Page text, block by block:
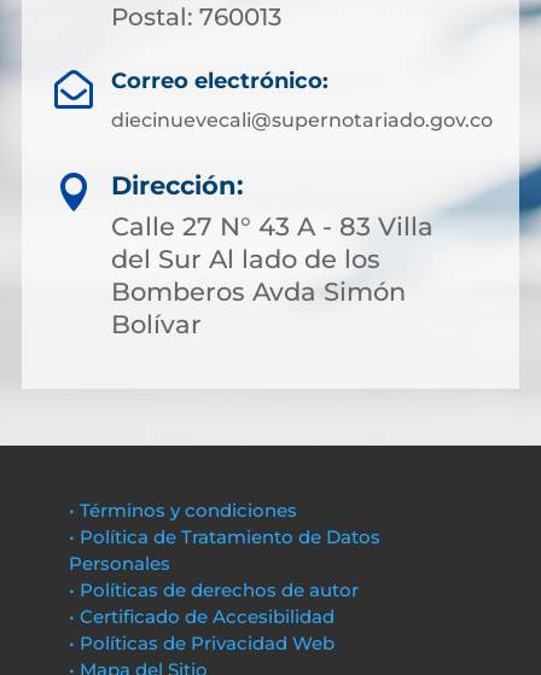
Postal: 760013
 Correo electrónico:
diecinuevecali@supernotariado.gov.co

Dirección:
Calle 27 N° 43 A - 83 Villa
del Sur Al lado de los
Bomberos Avda Simón
Bolívar
• Términos y condiciones
• Política de Tratamiento de Datos
Personales
• Políticas de derechos de autor
• Certificado de Accesibilidad
• Políticas de Privacidad Web
• Mapa del Sitio